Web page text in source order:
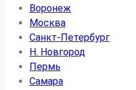
Воронеж
Москва
Санкт-Петербург
Н. Новгород
Пермь
Самара